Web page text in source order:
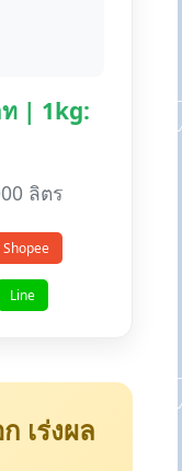
ท | 1kg:
ลิตร
Shopee
Line
เร่งผล